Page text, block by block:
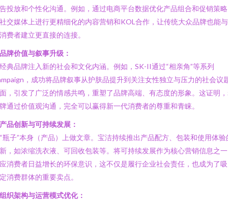
投放和个性化沟通。例如，通过电商平台数据优化产品组合和促销策
交媒体上进行更精细化的内容营销和KOL合作，让传统大众品牌也能
费者建立更直接的连接。
牌价值与叙事升级：
典品牌注入新的社会和文化内涵。例如，SK-II通过“相亲角”等系列
，成功将品牌叙事从护肤品提升到关注女性独立与压力的社会议
，引发了广泛的情感共鸣，重塑了品牌高端、有态度的形象。这证明
通过价值观沟通，完全可以赢得新一代消费者的尊重和青睐。
品创新与可持续发展：
瓶子”本身（产品）上做文章。宝洁持续推出产品配方、包装和使用体验
，如浓缩洗衣液、可回收包装等。将可持续发展作为核心营销信息之
消费者日益增长的环保意识，这不仅是履行企业社会责任，也成为了
消费群体的重要卖点。
织架构与运营模式优化：